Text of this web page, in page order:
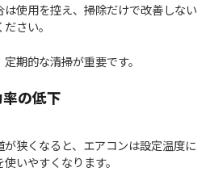
使用を控え、掃除だけで改善しない
さい。
期的な清掃が重要です。
の低下
狭くなると、エアコンは設定温度に
いやすくなります。